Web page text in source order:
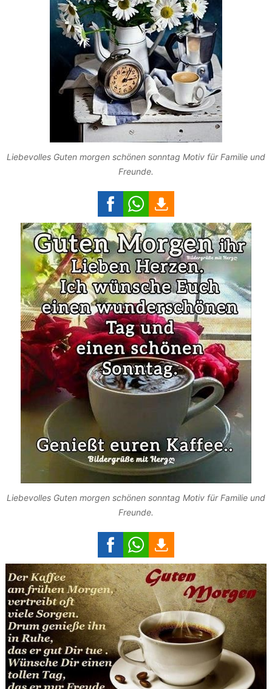
Liebevolles Guten morgen schönen sonntag Motiv für Familie und
Freunde.
Liebevolles Guten morgen schönen sonntag Motiv für Familie und
Freunde.